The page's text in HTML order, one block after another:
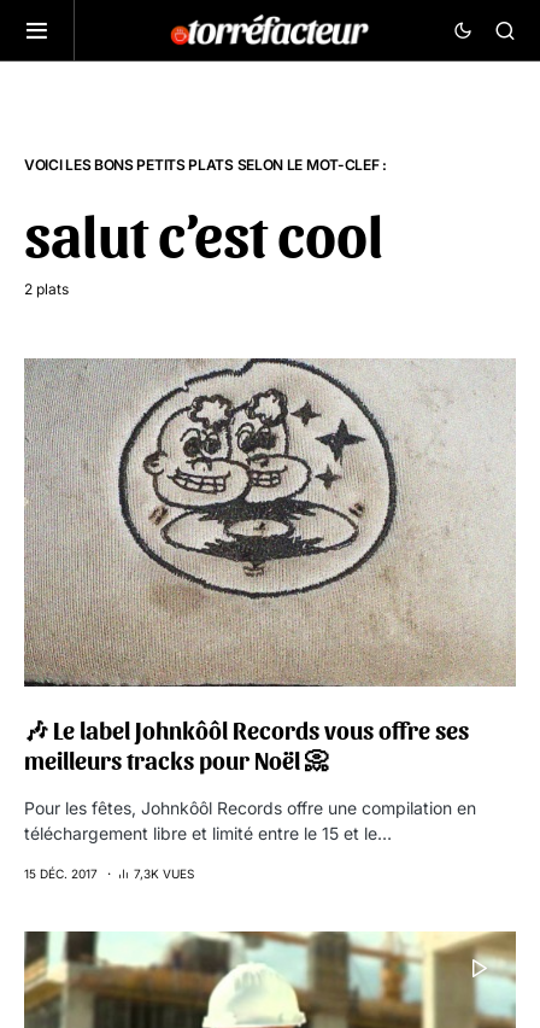
VOICI LES BONS PETITS PLATS SELON LE MOT-CLEF :
salut c’est cool
2 plats
🎶 Le label Johnkôôl Records vous offre ses
meilleurs tracks pour Noël 📀
Pour les fêtes, Johnkôôl Records offre une compilation en
téléchargement libre et limité entre le 15 et le…
15 DÉC. 2017 7,3K VUES